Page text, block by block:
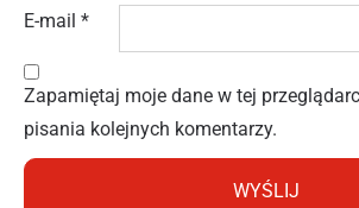
E-mail *
Zapamiętaj moje dane w tej
pisania kolejnych komentarzy.